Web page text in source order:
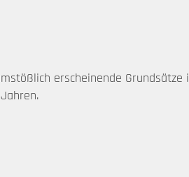
erscheinende Grundsätze